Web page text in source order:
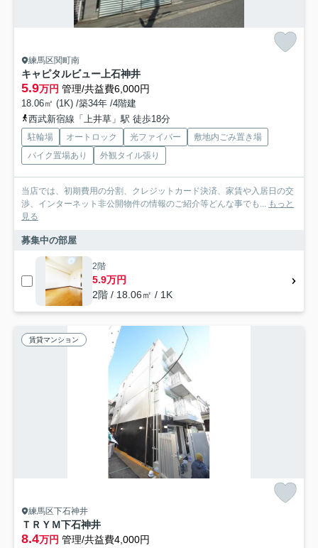
練馬区関町南
キャピタルビュー上石神井
5.9万円 管理/共益費6,000円
18.06㎡ (1K) /築34年 /4階建
西武新宿線「上井草」駅 徒歩18分
駐輪場 オートロック 光ファイバー
敷地内ごみ置き場
バイク置場あり
外観タイル張り
当店では、初期費用の分割、クレジットカード決済、家賃や入居日の交
渉、インターネット非公開物件の情報のご紹介等どんな事でも... もっと
見る
募集中の部屋
2階
5.9万円
2階 / 18.06㎡ / 1K
賃貸マンション
練馬区下石神井
ＴＲＹＭ下石神井
8.4万円 管理/共益費4,000円